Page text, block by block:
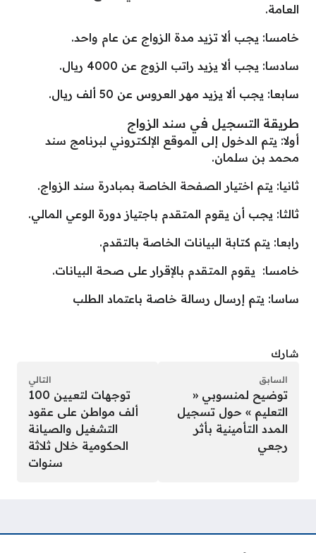
العامة.
خامسا: يجب ألا تزيد مدة الزواج عن عام واحد.
سادسا: يجب ألا يزيد راتب الزوج عن 4000 ريال.
سابعا: يجب ألا يزيد مهر العروس عن 50 ألف ريال.
طريقة التسجيل في سند الزواج
أولا: يتم الدخول إلى الموقع الإلكتروني لبرنامج سند
محمد بن سلمان.
ثانيا: يتم اختيار الصفحة الخاصة بمبادرة سند الزواج.
ثالثا: يجب أن يقوم المتقدم باجتياز دورة الوعي المالي.
رابعا: يتم كتابة البيانات الخاصة بالتقدم.
خامسا: يقوم المتقدم بالإقرار على صحة البيانات.
ساسا: يتم إرسال رسالة خاصة باعتماد الطلب
شارك
السابق
توضيح لمنسوبي «
التعليم » حول تسجيل
المدد التأمينية بأثر
رجعي
التالي
توجهات لتعيين 100
ألف مواطن على عقود
التشغيل والصيانة
الحكومية خلال ثلاثة
سنوات